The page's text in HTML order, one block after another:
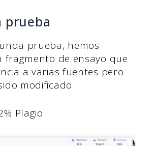
prueba
prueba, hemos
fragmento de ensayo que
a varias fuentes pero
modificado.
Plagio